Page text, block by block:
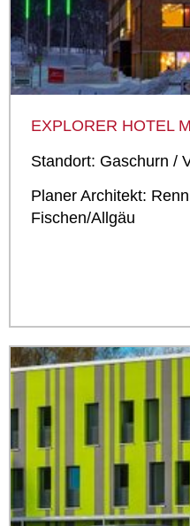
EXPLORER HOTEL
Standort: Gaschurn /
Planer Architekt:
Fischen/Allgäu